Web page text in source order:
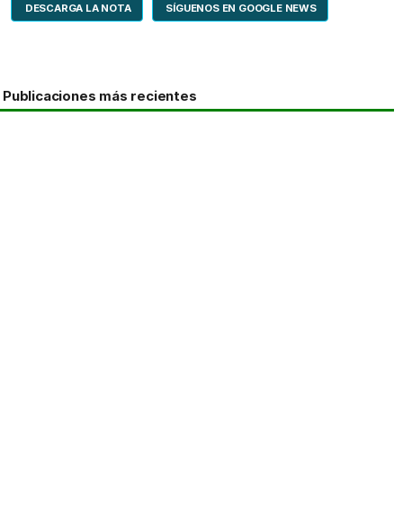
DESCARGA LA NOTA SÍGUENOS EN GOOGLE NEWS
Publicaciones más recientes